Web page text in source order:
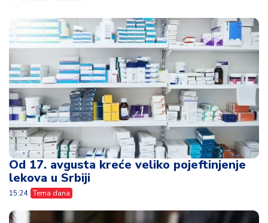
Od 17. avgusta kreće veliko pojeftinjenje
lekova u Srbiji
15:24 Tema dana